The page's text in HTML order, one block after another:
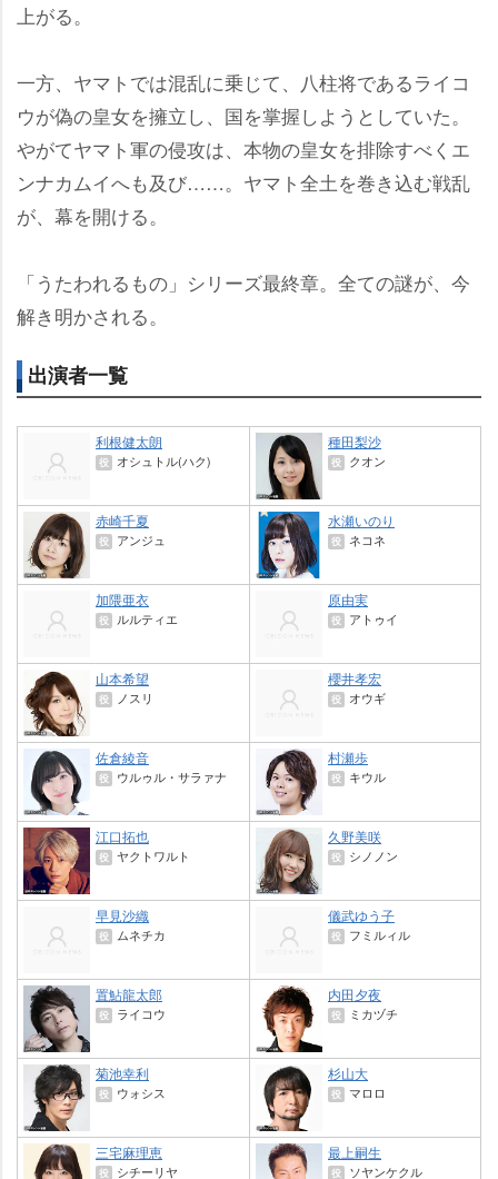
上がる。
一方、ヤマトでは混乱に乗じて、八柱将であるライコ
ウが偽の皇女を擁立し、国を掌握しようとしていた。
がてヤマト軍の侵攻は、本物の皇女を排除すべくエ
ンナカムイへも及び……。ヤマト全土を巻き込む戦乱
が、幕を開ける。
「うたわれるもの」シリーズ最終章。全ての謎が、今
解き明かされる。
出演者一覧
利根健太朗
役 オシュトル(ハク)
種田梨沙
役 クオン
赤崎千夏
役 アンジュ
水瀬いのり
役 ネコネ
加隈亜衣
役 ルルティエ
原由実
役 アトゥイ
山本希望
役 ノスリ
櫻井孝宏
役 オウギ
佐倉綾音
役 ウルゥル・サラァナ
村瀬歩
役 キウル
江口拓也
役 ヤクトワルト
久野美咲
役 シノノン
早見沙織
役 ムネチカ
儀武ゆう子
役 フミルィル
置鮎龍太郎
役 ライコウ
内田夕夜
役 ミカヅチ
菊池幸利
役 ウォシス
杉山大
役 マロロ
三宅麻理恵
役 シチーリヤ
最上嗣生
役 ソヤンケクル